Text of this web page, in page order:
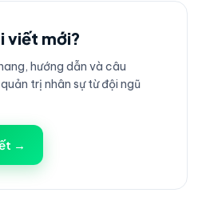
viết mới?
hướng dẫn và câu
trị nhân sự từ đội ngũ
→